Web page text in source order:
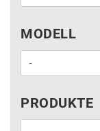
MODELL
MODELL
PRODUKTE
PRODUKTE